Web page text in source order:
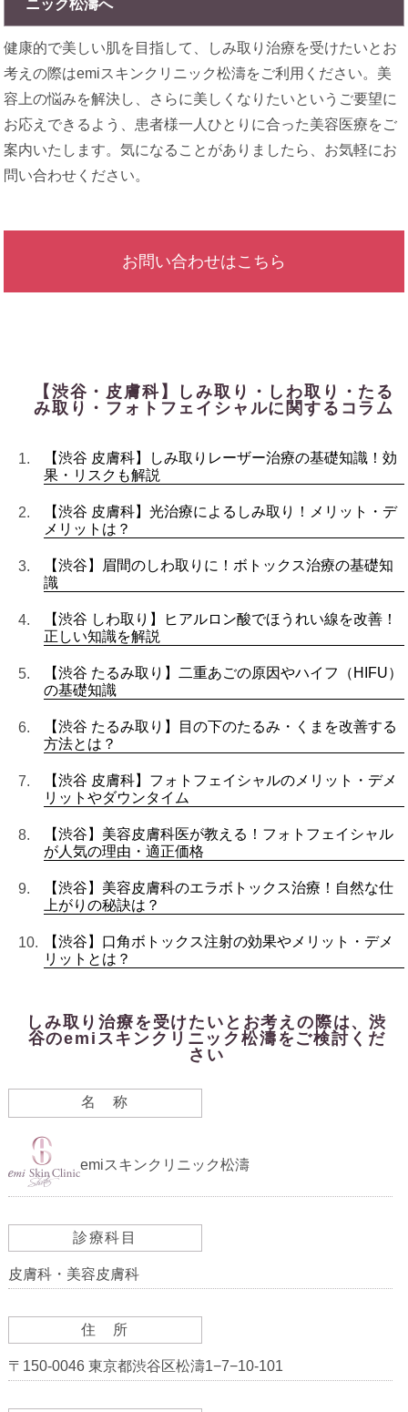
ニック松濤へ
健康的で美しい肌を目指して、しみ取り治療を受けたいとお
考えの際はemiスキンクリニック松濤をご利用ください。美
容上の悩みを解決し、さらに美しくなりたいというご要望に
お応えできるよう、患者様一人ひとりに合った美容医療をご
案内いたします。気になることがありましたら、お気軽にお
問い合わせください。
お問い合わせはこちら
【渋谷・皮膚科】しみ取り・しわ取り・たる
み取り・フォトフェイシャルに関するコラム
【渋谷 皮膚科】しみ取りレーザー治療の基礎知識！効
果・リスクも解説
【渋谷 皮膚科】光治療によるしみ取り！メリット・デ
メリットは？
【渋谷】眉間のしわ取りに！ボトックス治療の基礎知
識
【渋谷 しわ取り】ヒアルロン酸でほうれい線を改善！
正しい知識を解説
【渋谷 たるみ取り】二重あごの原因やハイフ（HIFU）
の基礎知識
【渋谷 たるみ取り】目の下のたるみ・くまを改善する
方法とは？
【渋谷 皮膚科】フォトフェイシャルのメリット・デメ
リットやダウンタイム
【渋谷】美容皮膚科医が教える！フォトフェイシャル
が人気の理由・適正価格
【渋谷】美容皮膚科のエラボトックス治療！自然な仕
上がりの秘訣は？
【渋谷】口角ボトックス注射の効果やメリット・デメ
リットとは？
しみ取り治療を受けたいとお考えの際は、渋
谷のemiスキンクリニック松濤をご検討くだ
さい
名 称
emiスキンクリニック松濤
診療科目
皮膚科・美容皮膚科
住 所
〒150-0046 東京都渋谷区松濤1−7−10-101